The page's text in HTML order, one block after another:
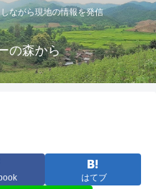
ながら現地の情報を発信
の森から
はてブ